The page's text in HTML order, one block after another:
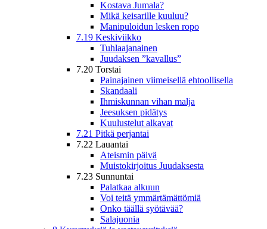
Kostava Jumala?
Mikä keisarille kuuluu?
Manipuloidun lesken ropo
7.19 Keskiviikko
Tuhlaajanainen
Juudaksen ”kavallus”
7.20 Torstai
Painajainen viimeisellä ehtoollisella
Skandaali
Ihmiskunnan vihan malja
Jeesuksen pidätys
Kuulustelut alkavat
7.21 Pitkä perjantai
7.22 Lauantai
Ateismin päivä
Muistokirjoitus Juudaksesta
7.23 Sunnuntai
Palatkaa alkuun
Voi teitä ymmärtämättömiä
Onko täällä syötävää?
Salajuonia